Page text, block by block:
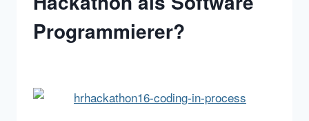
Programmierer?